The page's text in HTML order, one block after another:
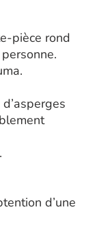
pièce rond
d’une